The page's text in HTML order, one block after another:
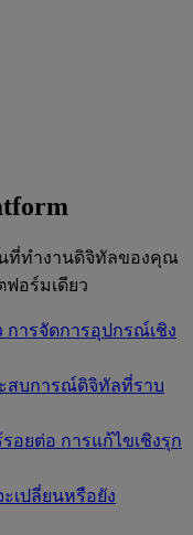
ที่ทำงานดิจิทัลของคุณ
อร์มเดียว
การจัดการอุปกรณ์เชิง
สบการณ์ดิจิทัลที่ราบ
อยต่อ การแก้ไขเชิงรุก
เปลี่ยนหรือยัง